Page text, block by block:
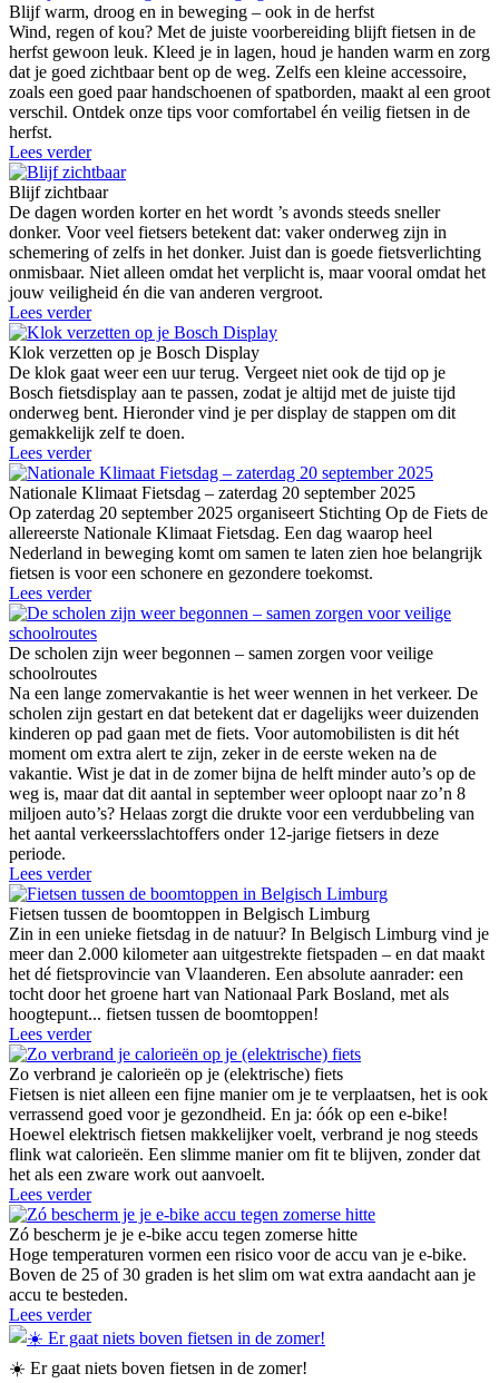
Blijf warm, droog en in beweging – ook in de herfst
Wind, regen of kou? Met de juiste voorbereiding blijft fietsen in de
herfst gewoon leuk. Kleed je in lagen, houd je handen warm en zorg
dat je goed zichtbaar bent op de weg. Zelfs een kleine accessoire,
zoals een goed paar handschoenen of spatborden, maakt al een groot
verschil. Ontdek onze tips voor comfortabel én veilig fietsen in de
herfst.
Lees verder
Blijf zichtbaar
De dagen worden korter en het wordt ’s avonds steeds sneller
donker. Voor veel fietsers betekent dat: vaker onderweg zijn in
schemering of zelfs in het donker. Juist dan is goede fietsverlichting
onmisbaar. Niet alleen omdat het verplicht is, maar vooral omdat het
jouw veiligheid én die van anderen vergroot.
Lees verder
Klok verzetten op je Bosch Display
De klok gaat weer een uur terug. Vergeet niet ook de tijd op je
Bosch fietsdisplay aan te passen, zodat je altijd met de juiste tijd
onderweg bent. Hieronder vind je per display de stappen om dit
gemakkelijk zelf te doen.
Lees verder
Nationale Klimaat Fietsdag – zaterdag 20 september 2025
Op zaterdag 20 september 2025 organiseert Stichting Op de Fiets de
allereerste Nationale Klimaat Fietsdag. Een dag waarop heel
Nederland in beweging komt om samen te laten zien hoe belangrijk
fietsen is voor een schonere en gezondere toekomst.
Lees verder
De scholen zijn weer begonnen – samen zorgen voor veilige
schoolroutes
Na een lange zomervakantie is het weer wennen in het verkeer. De
scholen zijn gestart en dat betekent dat er dagelijks weer duizenden
kinderen op pad gaan met de fiets. Voor automobilisten is dit hét
moment om extra alert te zijn, zeker in de eerste weken na de
vakantie. Wist je dat in de zomer bijna de helft minder auto’s op de
weg is, maar dat dit aantal in september weer oploopt naar zo’n 8
miljoen auto’s? Helaas zorgt die drukte voor een verdubbeling van
het aantal verkeersslachtoffers onder 12-jarige fietsers in deze
periode.
Lees verder
Fietsen tussen de boomtoppen in Belgisch Limburg
Zin in een unieke fietsdag in de natuur? In Belgisch Limburg vind je
meer dan 2.000 kilometer aan uitgestrekte fietspaden – en dat maakt
het dé fietsprovincie van Vlaanderen. Een absolute aanrader: een
tocht door het groene hart van Nationaal Park Bosland, met als
hoogtepunt... fietsen tussen de boomtoppen!
Lees verder
Zo verbrand je calorieën op je (elektrische) fiets
Fietsen is niet alleen een fijne manier om je te verplaatsen, het is ook
verrassend goed voor je gezondheid. En ja: óók op een e-bike!
Hoewel elektrisch fietsen makkelijker voelt, verbrand je nog steeds
flink wat calorieën. Een slimme manier om fit te blijven, zonder dat
het als een zware work out aanvoelt.
Lees verder
Zó bescherm je je e-bike accu tegen zomerse hitte
Hoge temperaturen vormen een risico voor de accu van je e-bike.
Boven de 25 of 30 graden is het slim om wat extra aandacht aan je
accu te besteden.
Lees verder
☀️ Er gaat niets boven fietsen in de zomer!